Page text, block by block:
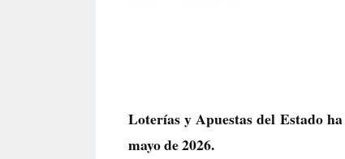
Loterías y Apuestas del Estado
mayo de 2026.